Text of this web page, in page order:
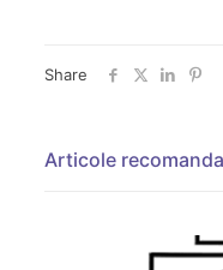
Share
Articole